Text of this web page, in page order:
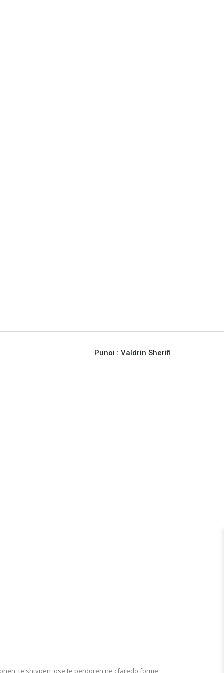
Punoi : Valdrin Sherifi
të shtypen, ose të përdoren në çfarëdo forme